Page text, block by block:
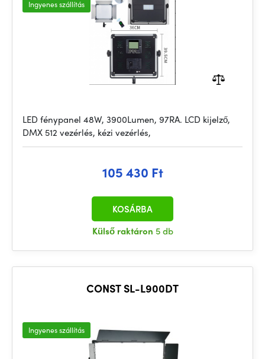
Ingyenes szállítás
LED fénypanel 48W, 3900Lumen, 97RA. LCD kijelző,
DMX 512 vezérlés, kézi vezérlés,
105 430 Ft
Külső raktáron 5 db
KOSÁRBA
CONST SL-L900DT
Ingyenes szállítás